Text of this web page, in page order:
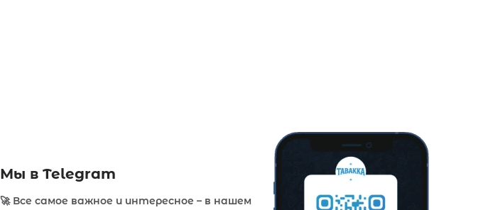
Мы в Telegram
🚀 Все самое важное и интересное – в нашем